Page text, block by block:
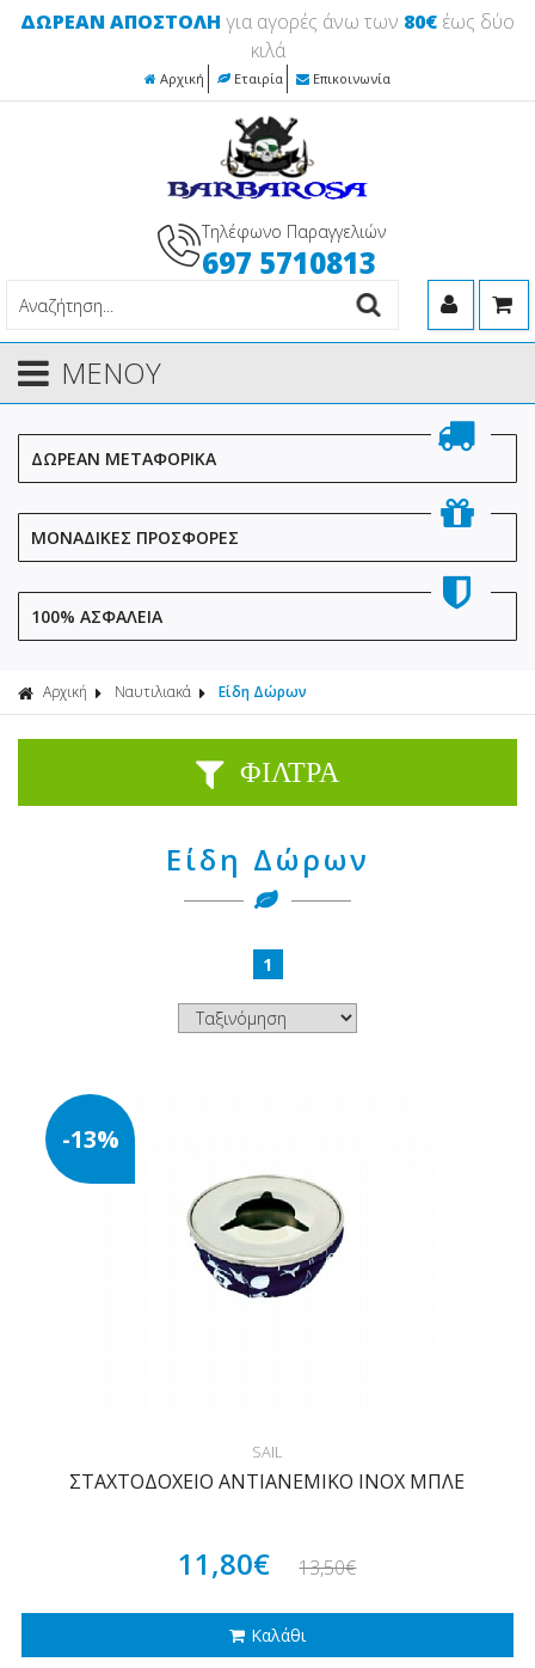
ΔΩΡΕΑΝ ΑΠΟΣΤΟΛΗ για αγορές άνω των 80€ έως δύο
κιλά
Αρχική Εταιρία Επικοινωνία
Τηλέφωνο Παραγγελιών
697 5710813
ΜΕΝΟΥ
ΔΩΡΕΑΝ ΜΕΤΑΦΟΡΙΚΑ
ΜΟΝΑΔΙΚΕΣ ΠΡΟΣΦΟΡΕΣ
100% ΑΣΦΑΛΕΙΑ
Αρχική Ναυτιλιακά Είδη Δώρων
ΦΙΛΤΡΑ
Είδη Δώρων
1
-13%
SAIL
ΣΤΑΧΤΟΔΟΧΕΙΟ ΑΝΤΙΑΝΕΜΙΚΟ ΙΝΟΧ ΜΠΛΕ
11,80€ 13,50€
Καλάθι